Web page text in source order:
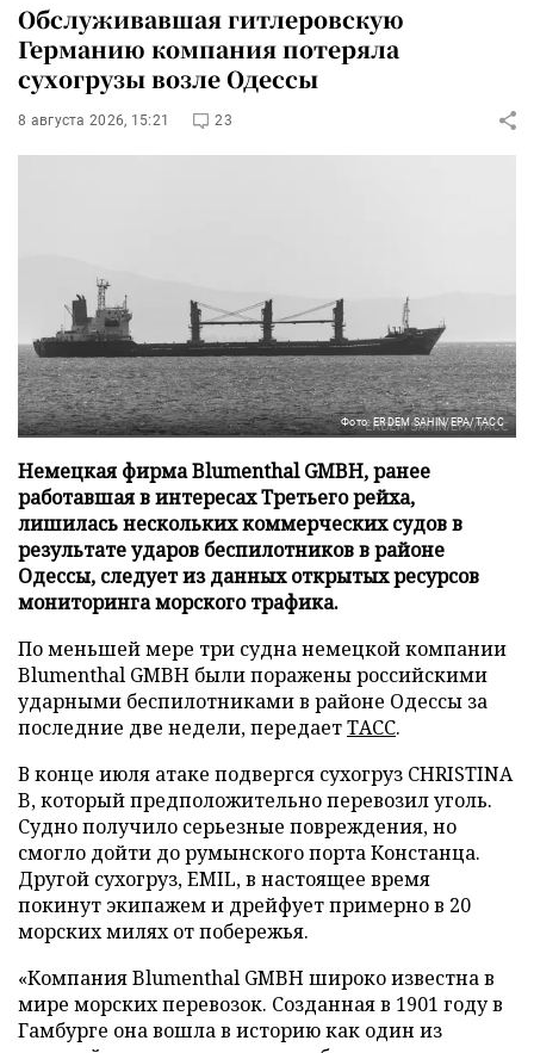
Обслуживавшая гитлеровскую
Германию компания потеряла
сухогрузы возле Одессы
8 августа 2026, 15:21 23
Фото: ERDEM SAHIN/EPA/ТАСС
Немецкая фирма Blumenthal GMBH, ранее
работавшая в интересах Третьего рейха,
лишилась нескольких коммерческих судов в
результате ударов беспилотников в районе
Одессы, следует из данных открытых ресурсов
мониторинга морского трафика.
По меньшей мере три судна немецкой компании
Blumenthal GMBH были поражены российскими
ударными беспилотниками в районе Одессы за
последние две недели, передаетТАСС.
В конце июля атаке подвергся сухогруз CHRISTINA
B, который предположительно перевозил уголь.
Судно получило серьезные повреждения, но
смогло дойти до румынского порта Констанца.
Другой сухогруз, EMIL, в настоящее время
покинут экипажем и дрейфует примерно в 20
морских милях от побережья.
«Компания Blumenthal GMBH широко известна в
мире морских перевозок. Созданная в 1901 году в
Гамбурге она вошла в историю как один из